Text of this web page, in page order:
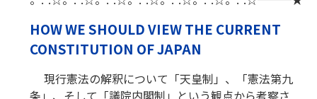
HOW WE SHOULD VIEW THE CURRENT
CONSTITUTION OF JAPAN
現行憲法の解釈について「天皇制」、「憲法第九
条」、そして「議院内閣制」という観点から考察さ